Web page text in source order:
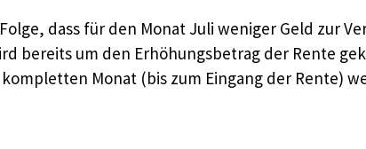
dass für den Monat Juli weniger Geld zur
bereits um den Erhöhungsbetrag der Rente
Monat (bis zum Eingang der Rente)